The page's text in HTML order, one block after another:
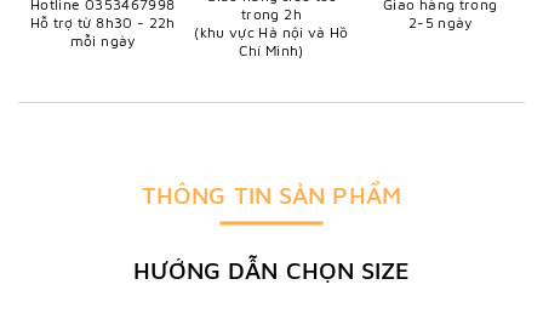
Hotline 0353467998
Hỗ trợ từ 8h30 - 22h
mỗi ngày
trong 2h
(khu vực Hà nội và Hồ
Chí Minh)
Giao hàng trong
2-5 ngày
THÔNG TIN SẢN PHẨM
HƯỚNG DẪN CHỌN SIZE